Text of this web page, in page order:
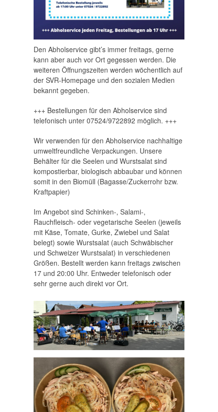
Den Abholservice gibt’s immer freitags, gerne
kann aber auch vor Ort gegessen werden. Die
weiteren Öffnungszeiten werden wöchentlich auf
der SVR-Homepage und den sozialen Medien
bekannt gegeben.
+++ Bestellungen für den Abholservice sind
telefonisch unter 07524/9722892 möglich. +++
Wir verwenden für den Abholservice nachhaltige
umweltfreundliche Verpackungen. Unsere
Behälter für die Seelen und Wurstsalat sind
kompostierbar, biologisch abbaubar und können
somit in den Biomüll (Bagasse/Zuckerrohr bzw.
Kraftpapier)
Im Angebot sind Schinken-, Salami-,
Rauchfleisch- oder vegetarische Seelen (jeweils
mit Käse, Tomate, Gurke, Zwiebel und Salat
belegt) sowie Wurstsalat (auch Schwäbischer
und Schweizer Wurstsalat) in verschiedenen
Größen. Bestellt werden kann freitags zwischen
17 und 20:00 Uhr. Entweder telefonisch oder
sehr gerne auch direkt vor Ort.